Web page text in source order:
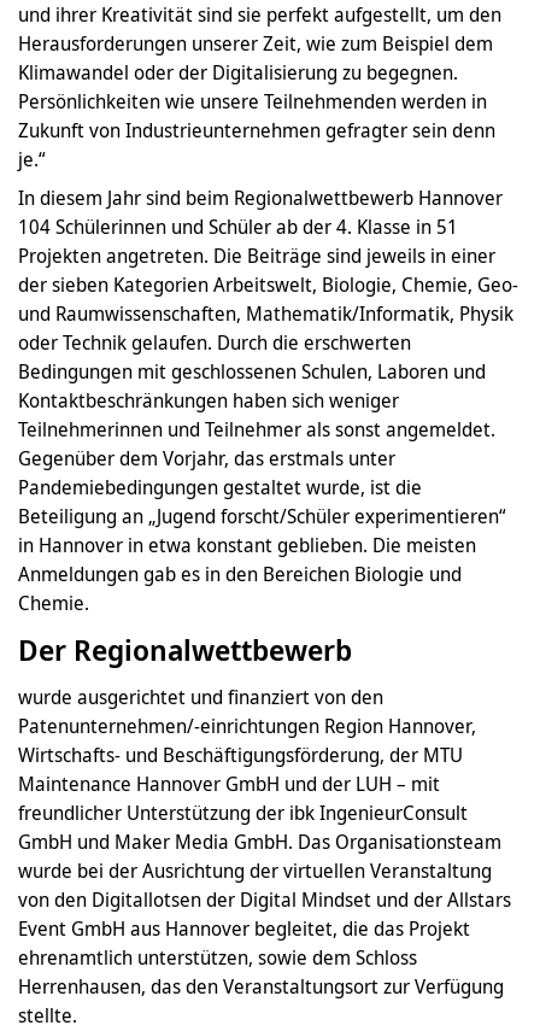
und ihrer Kreativität sind sie perfekt aufgestellt, um den
Herausforderungen unserer Zeit, wie zum Beispiel dem
Klimawandel oder der Digitalisierung zu begegnen.
Persönlichkeiten wie unsere Teilnehmenden werden in
Zukunft von Industrieunternehmen gefragter sein denn
je.“
In diesem Jahr sind beim Regionalwettbewerb Hannover
104 Schülerinnen und Schüler ab der 4. Klasse in 51
Projekten angetreten. Die Beiträge sind jeweils in einer
der sieben Kategorien Arbeitswelt, Biologie, Chemie, Geo-
und Raumwissenschaften, Mathematik/Informatik, Physik
oder Technik gelaufen. Durch die erschwerten
Bedingungen mit geschlossenen Schulen, Laboren und
Kontaktbeschränkungen haben sich weniger
Teilnehmerinnen und Teilnehmer als sonst angemeldet.
Gegenüber dem Vorjahr, das erstmals unter
Pandemiebedingungen gestaltet wurde, ist die
Beteiligung an „Jugend forscht/Schüler experimentieren“
in Hannover in etwa konstant geblieben. Die meisten
Anmeldungen gab es in den Bereichen Biologie und
Chemie.
Der Regionalwettbewerb
wurde ausgerichtet und finanziert von den
Patenunternehmen/-einrichtungen Region Hannover,
Wirtschafts- und Beschäftigungsförderung, der MTU
Maintenance Hannover GmbH und der LUH – mit
freundlicher Unterstützung der ibk IngenieurConsult
GmbH und Maker Media GmbH. Das Organisationsteam
wurde bei der Ausrichtung der virtuellen Veranstaltung
von den Digitallotsen der Digital Mindset und der Allstars
Event GmbH aus Hannover begleitet, die das Projekt
ehrenamtlich unterstützen, sowie dem Schloss
Herrenhausen, das den Veranstaltungsort zur Verfügung
stellte.